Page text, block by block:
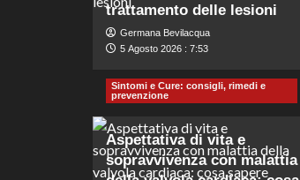
trattamento delle lesioni
Germana Bevilacqua
5 Agosto 2026 : 7:53
Sintomi e Cure: consigli, rimedi e
prevenzione
Aspettativa di vita e
sopravvivenza con malattia